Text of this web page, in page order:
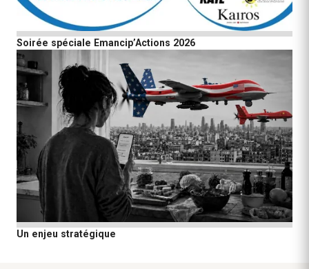
Soirée spéciale Emancip’Actions 2026
Un enjeu stratégique